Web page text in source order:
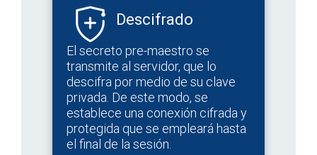
Descifrado
El secreto pre-maestro se
transmite al servidor, que lo
descifra por medio de su clave
privada. De este modo, se
establece una conexión cifrada y
protegida que se empleará hasta
el final de la sesión.